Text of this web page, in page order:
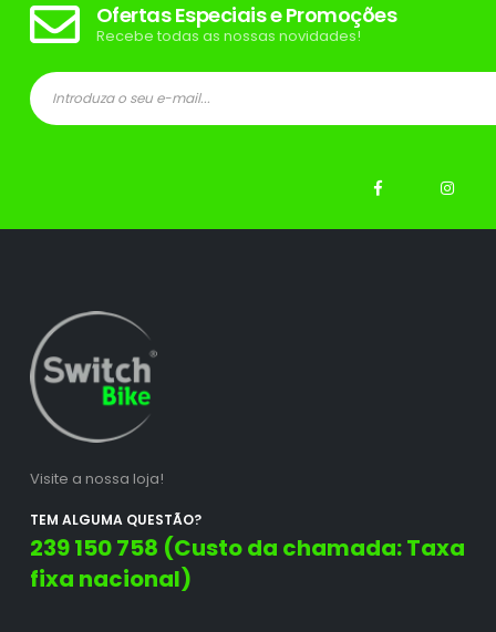
Ofertas Especiais e Promoções
Recebe todas as nossas novidades!
Visite a nossa loja!
TEM ALGUMA QUESTÃO?
239 150 758 (Custo da chamada: Taxa
fixa nacional)